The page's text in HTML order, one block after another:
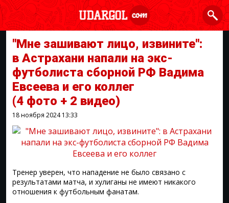
"Мне зашивают лицо, извините":
в Астрахани напали на экс-
футболиста сборной РФ Вадима
Евсеева и его коллег
(4 фото + 2 видео)
18 ноября 202413:33
Тренер уверен, что нападение не было связано с
результатами матча, и хулиганы не имеют никакого
отношения к футбольным фанатам.